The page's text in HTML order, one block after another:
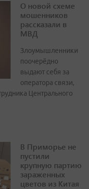
О новой схеме
мошенников
рассказали в
МВД
Злоумышленники
поочерёдно
выдают себя за
оператора связи,
Центрального
В Приморье не
пустили
крупную партию
зараженных
цветов из Китая